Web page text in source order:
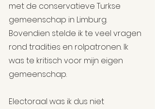
met de conservatieve Turkse
gemeenschap in Limburg.
Bovendien stelde ik te veel vragen
rond tradities en rolpatronen. Ik
was te kritisch voor mijn eigen
gemeenschap.
Electoraal was ik dus niet